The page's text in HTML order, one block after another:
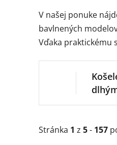
V našej ponuke
bavlnených
Vďaka praktickému
Stránka 1 z 5- 157